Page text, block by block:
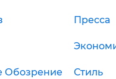
Пресса
Обозрение Стиль